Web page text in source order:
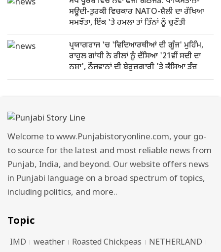
ਸਊਦੀ-ਤੁਰਕੀ ਵਿਚਕਾਰ NATO-ਸ਼ੈਲੀ ਦਾ ਰੱਖਿਆ
ਸਮਝੌਤਾ, ਇੱਕ 'ਤੇ ਹਮਲਾ ਤਾਂ ਤਿੰਨਾਂ ਨੂੰ ਚੁਣੌਤੀ
ਪ੍ਰਯਾਗਰਾਜ 'ਚ 'ਵਿਦਿਆਰਥੀਆਂ ਦੀ ਗੂੰਜ' ਮੁਹਿੰਮ,
ਰਾਹੁਲ ਗਾਂਧੀ ਨੇ ਰੀਲਾਂ ਨੂੰ ਦੱਸਿਆ '21ਵੀਂ ਸਦੀ ਦਾ
ਨਸ਼ਾ', ਨੌਜਵਾਨਾਂ ਦੀ ਬੇਰੁਜ਼ਗਾਰੀ 'ਤੇ ਕੱਸਿਆ ਤੰਜ਼
Welcome to www.Punjabistoryonline.com, your go-
to source for the latest and most reliable news from
Punjab, India, and beyond. Our website offers news
in Punjabi language on a broad spectrum of topics,
including politics, and more..
Topic
IMD weather Roasted Chickpeas NETHERLAND